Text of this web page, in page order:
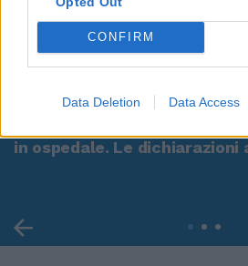
CONFIRM
Data Deletion Data Access
in ospedale. Le dichiarazioni